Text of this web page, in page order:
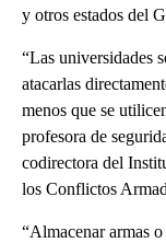
y otros estados del
“Las universidades
atacarlas
menos que se
profesora de
codirectora del
los Conflictos
“Almacenar armas